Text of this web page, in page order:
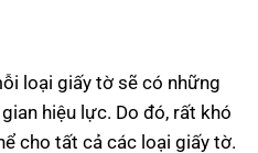
loại giấy tờ sẽ có những
hiệu lực. Do đó, rất khó
cho tất cả các loại giấy tờ.